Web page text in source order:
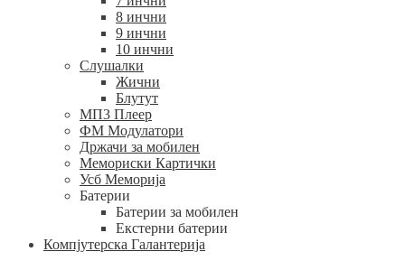
8 инчни
9 инчни
10 инчни
Слушалки
Жични
Блутут
МП3 Плеер
ФМ Модулатори
Држачи за мобилен
Мемориски Картички
Усб Меморија
Батерии
Батерии за мобилен
Екстерни батерии
Компјутерска Галантерија